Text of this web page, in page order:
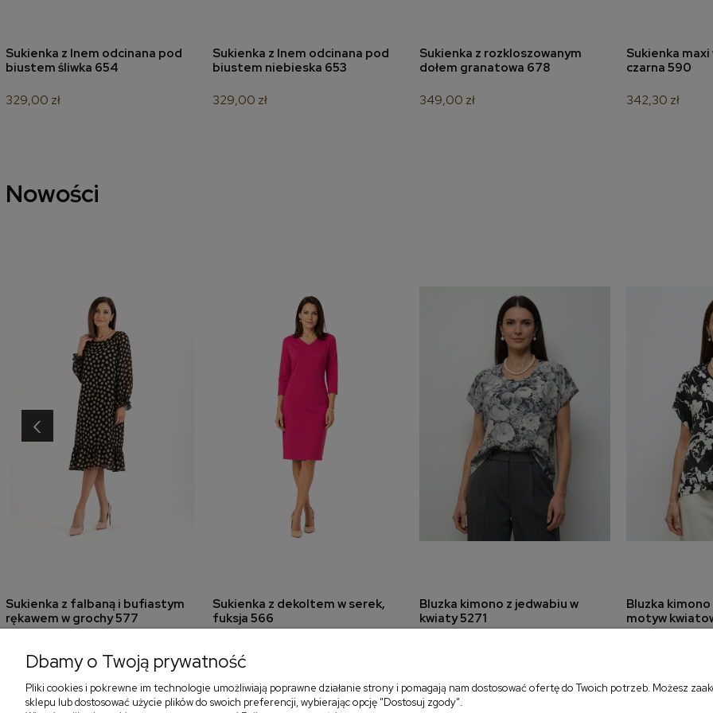
dodaj do koszyka
Sukienka z lnem odcinana pod
biustem śliwka 654
329,00 zł
dodaj do koszyka
Sukienka z lnem odcinana pod
biustem niebieska 653
329,00 zł
dodaj do koszyka
Sukienka z rozkloszowanym
dołem granatowa 678
349,00 zł
dodaj
Sukienka
czarna 590
342,30 zł
Nowości
dodaj do koszyka
Sukienka z falbaną i bufiastym
rękawem w grochy 577
579,00 zł
405,30 zł
dodaj do koszyka
Sukienka z dekoltem w serek,
fuksja 566
299,00 zł
dodaj do koszyka
Bluzka kimono z jedwabiu w
kwiaty 5271
dodaj
Bluzka
motyw
‹
Dbamy o Twoją prywatność
Pliki cookies i pokrewne im technologie umożliwiają poprawne działanie strony i pomagają nam dostosować ofertę do Twoich potrzeb. Możesz
sklepu lub dostosować użycie plików do swoich preferencji, wybierając opcję "Dostosuj zgody".